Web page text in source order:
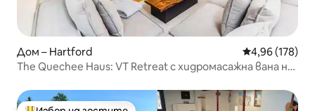
Дом – Hartford Средна
4,96 (178)
The Quechee Haus: VT Retreat с хидромасажна вана на